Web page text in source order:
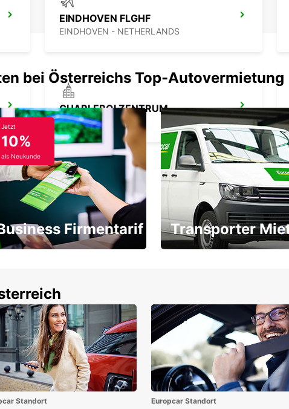
EINDHOVEN FLGHF
EINDHOVEN - NETHERLANDS
CHARLEROI ZENTRUM
JUMET - BELGIUM
bei Österreichs Top-Autovermietung
Jetzt
10%
als Neukunde
Firmentarif Transporter
Standort Europcar Standort